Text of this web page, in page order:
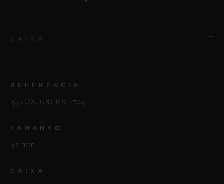
REFERÊNCIA
441.OX.1181.RX.1704
TAMANHO
42 mm
CAIXA